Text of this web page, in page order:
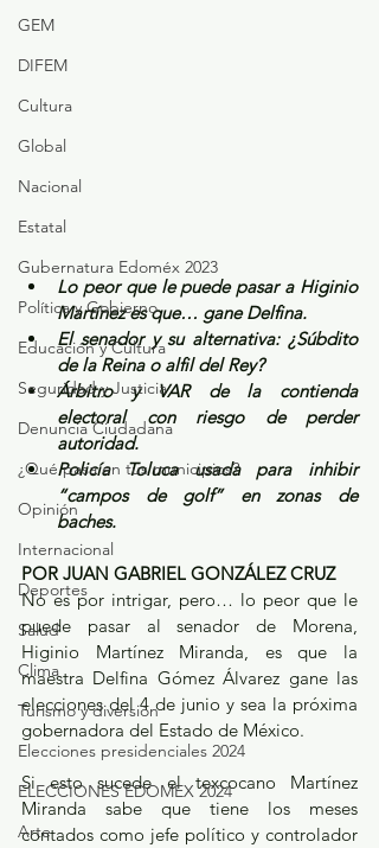
GEM
DIFEM
Cultura
Global
Nacional
Estatal
Gubernatura Edoméx 2023
Política y Gobierno
Educación y Cultura
Seguridad y Justicia
Denuncia Ciudadana
¿Qué pasa en tus municipios?
Opinión
Internacional
Deportes
Salud
Clima
Turismo y diversión
Elecciones presidenciales 2024
ELECCIONES EDOMEX 2024
Arte
Lo peor que le puede pasar a Higinio
Martínez es que… gane Delfina.
El senador y su alternativa: ¿Súbdito
de la Reina o alfil del Rey?
Árbitro y VAR de la contienda
electoral con riesgo de perder
autoridad.
Policía Toluca usada para inhibir
“campos de golf” en zonas de
baches.
POR JUAN GABRIEL GONZÁLEZ CRUZ
No es por intrigar, pero… lo peor que le
puede pasar al senador de Morena,
Higinio Martínez Miranda, es que la
maestra Delfina Gómez Álvarez gane las
elecciones del 4 de junio y sea la próxima
gobernadora del Estado de México.
Si esto sucede el texcocano Martínez
Miranda sabe que tiene los meses
contados como jefe político y controlador